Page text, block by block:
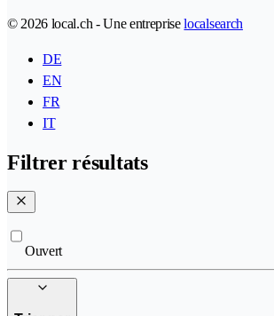
© 2026 local.ch - Une entrepriselocalsearch
DE
EN
FR
IT
Filtrer résultats
Ouvert